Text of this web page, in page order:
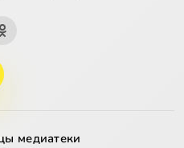
медиатеки